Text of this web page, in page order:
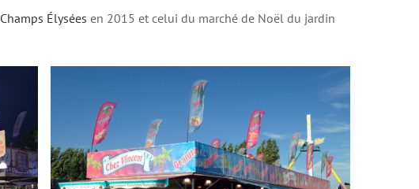
Élysées en 2015 et celui du marché de Noël du jardin